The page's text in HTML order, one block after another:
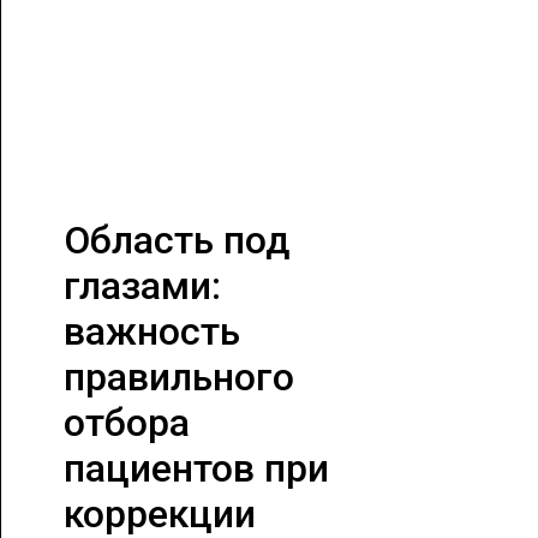
Область под
глазами:
важность
правильного
отбора
пациентов при
коррекции